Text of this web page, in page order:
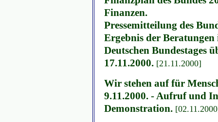
Finanzen.
Pressemitteilung des
Ergebnis der Beratungen
Deutschen Bundestages
17.11.2000. [21.11.2000]
Wir stehen auf für
9.11.2000. - Aufruf und
Demonstration.